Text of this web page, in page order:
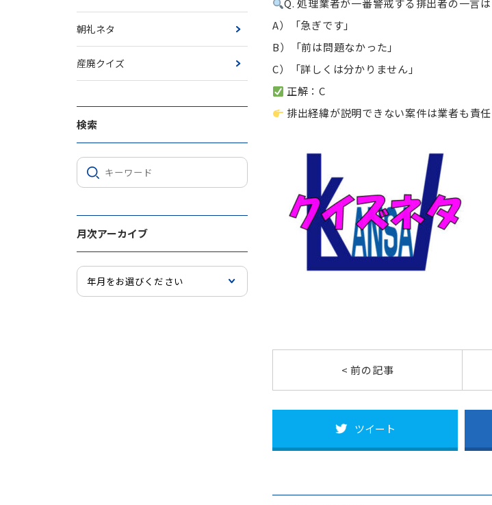
朝礼ネタ
産廃クイズ
検索
月次アーカイブ
Q. 処理業者が一番警戒する排出者の一言は
A）「急ぎです」
B）「前は問題なかった」
C）「詳しくは分かりません」
正解：C
排出経緯が説明できない案件は業者も責
< 前の記事
ツイート